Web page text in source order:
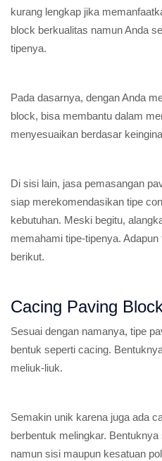
kurang lengkap jika
block berkualitas namun Anda
tipenya.
Pada dasarnya, dengan Anda
block, bisa membantu dalam
menyesuaikan berdasar
Di sisi lain, jasa pemasangan
siap merekomendasikan tipe
kebutuhan. Meski begitu,
memahami tipe-tipenya.
berikut.
Cacing Paving
Sesuai dengan namanya, tipe
bentuk seperti cacing.
meliuk-liuk.
Semakin unik karena juga ada
berbentuk melingkar.
namun sisi maupun kesatuan